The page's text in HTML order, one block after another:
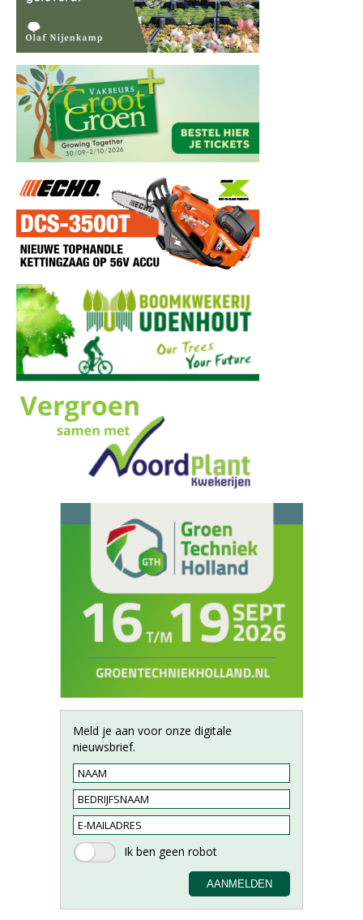
Meld je aan voor onze digitale
nieuwsbrief.